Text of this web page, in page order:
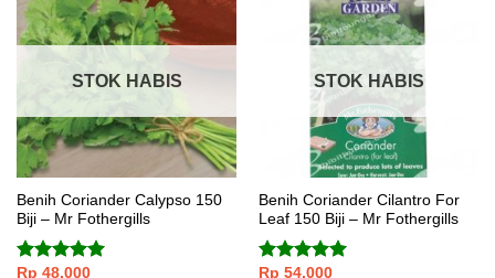
STOK HABIS
Benih Coriander Calypso 150
Biji – Mr Fothergills
Rp 48.000
STOK HABIS
Benih Coriander Cilantro For
Leaf 150 Biji – Mr Fothergills
Rp 54.000